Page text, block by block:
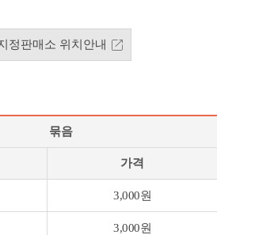
정판매소 위치안내
묶음
가격
3,000원
3,000원